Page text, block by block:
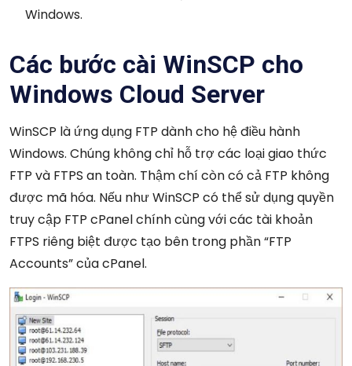
Windows.
Các bước cài WinSCP cho
Windows Cloud Server
WinSCP là ứng dụng FTP dành cho hệ điều hành
Windows. Chúng không chỉ hỗ trợ các loại giao thức
FTP và FTPS an toàn. Thậm chí còn có cả FTP không
được mã hóa. Nếu như WinSCP có thể sử dụng quyền
truy cập FTP cPanel chính cùng với các tài khoản
FTPS riêng biệt được tạo bên trong phần “FTP
Accounts” của cPanel.